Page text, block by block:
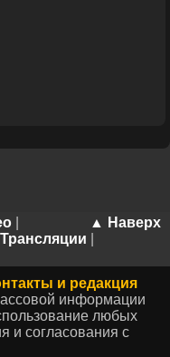
▲ Наверх
Трансляции
и редакция
информации
любых
и согласования с